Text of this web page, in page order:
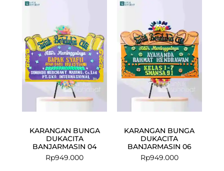
KARANGAN BUNGA
DUKACITA
BANJARMASIN 04
Rp949.000
KARANGAN BUNGA
DUKACITA
BANJARMASIN 06
Rp949.000